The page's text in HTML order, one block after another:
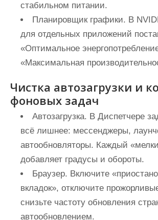
стабильном питании.
Планировщик графики. В
для отдельных приложений
«Оптимальное
«Максимальная
Чистка автозагрузки и
фоновых задач
Автозагрузка. В Диспетчере
всё лишнее: мессенджеры,
автообновляторы. Каждый
добавляет градусы и обороты.
Браузер. Включите
вкладок», отключите
снизьте частоту обновления
автообновлением.